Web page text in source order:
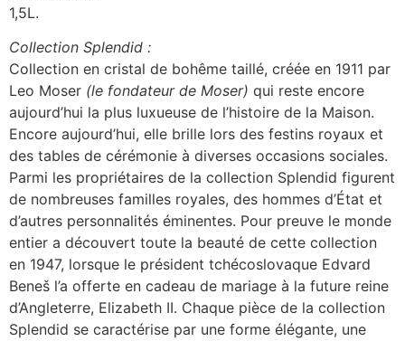
1,5L.
Collection Splendid :
Collection en cristal de bohême taillé, créée en 1911 par
Leo Moser (le fondateur de Moser) qui reste encore
aujourd’hui la plus luxueuse de l’histoire de la Maison.
Encore aujourd’hui, elle brille lors des festins royaux et
des tables de cérémonie à diverses occasions sociales.
Parmi les propriétaires de la collection Splendid figurent
de nombreuses familles royales, des hommes d’État et
d’autres personnalités éminentes. Pour preuve le monde
entier a découvert toute la beauté de cette collection
en 1947, lorsque le président tchécoslovaque Edvard
Beneš l’a offerte en cadeau de mariage à la future reine
d’Angleterre, Elizabeth II. Chaque pièce de la collection
Splendid se caractérise par une forme élégante, une